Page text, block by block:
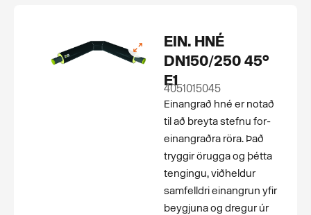
EIN. HNÉ
DN150/250 45°
E1
4051015045
Einangrað hné er notað
til að breyta stefnu for­
einangraðra röra. Það
tryggir örugga og þétta
tengingu, viðheldur
samfelldri einangrun yfir
beygjuna og dregur úr